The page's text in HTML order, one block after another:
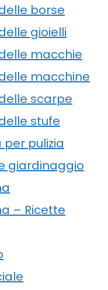
borse
gioielli
macchie
macchine
scarpe
stufe
pulizia
giardinaggio
– Ricette